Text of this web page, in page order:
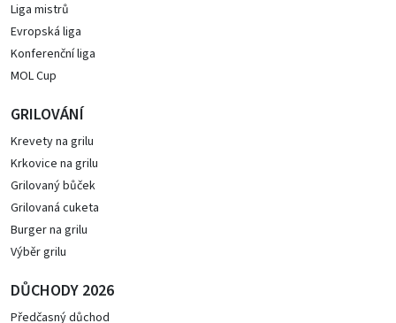
Liga mistrů
Evropská liga
Konferenční liga
MOL Cup
GRILOVÁNÍ
Krevety na grilu
Krkovice na grilu
Grilovaný bůček
Grilovaná cuketa
Burger na grilu
Výběr grilu
DŮCHODY 2026
Předčasný důchod